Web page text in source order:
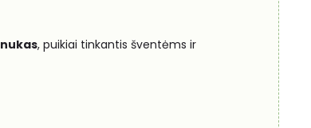
, puikiai tinkantis šventėms ir